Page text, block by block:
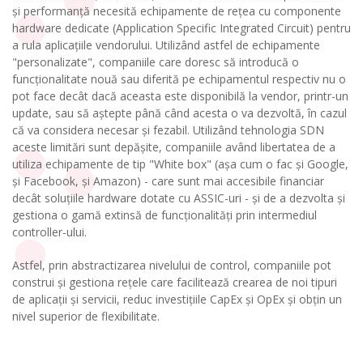
și performanță necesită echipamente de rețea cu componente
hardware dedicate (Application Specific Integrated Circuit) pentru
a rula aplicațiile vendorului. Utilizând astfel de echipamente
"personalizate", companiile care doresc să introducă o
funcționalitate nouă sau diferită pe echipamentul respectiv nu o
pot face decât dacă aceasta este disponibilă la vendor, printr-un
update, sau să aștepte până când acesta o va dezvoltă, în cazul
că va considera necesar și fezabil. Utilizând tehnologia SDN
aceste limitări sunt depășite, companiile având libertatea de a
utiliza echipamente de tip "White box" (așa cum o fac și Google,
și Facebook, și Amazon) - care sunt mai accesibile financiar
decât soluțiile hardware dotate cu ASSIC-uri - și de a dezvolta și
gestiona o gamă extinsă de funcționalități prin intermediul
controller-ului.
Astfel, prin abstractizarea nivelului de control, companiile pot
construi și gestiona rețele care facilitează crearea de noi tipuri
de aplicații și servicii, reduc investițiile CapEx și OpEx și obțin un
nivel superior de flexibilitate.